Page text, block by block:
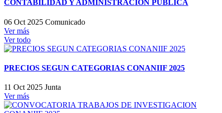
CONTABILIDAD Y ADMINISTRACION PUBLICA
06 Oct 2025 Comunicado
Ver más
Ver todo
PRECIOS SEGUN CATEGORIAS CONANIIF 2025
11 Oct 2025 Junta
Ver más